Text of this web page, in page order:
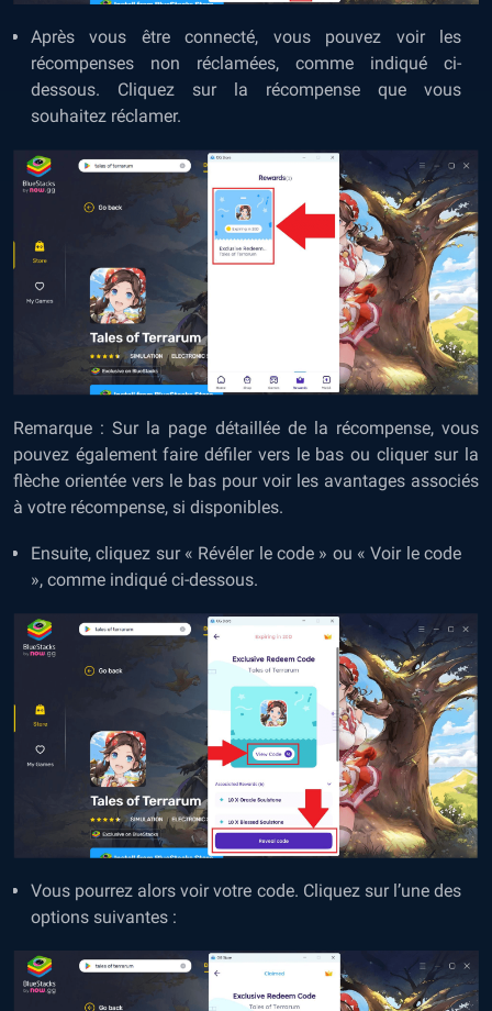
Après vous être connecté, vous pouvez voir les
récompenses non réclamées, comme indiqué ci-
dessous. Cliquez sur la récompense que vous
souhaitez réclamer.
Remarque : Sur la page détaillée de la récompense, vous
pouvez également faire défiler vers le bas ou cliquer sur la
flèche orientée vers le bas pour voir les avantages associés
à votre récompense, si disponibles.
Ensuite, cliquez sur « Révéler le code » ou « Voir le code
», comme indiqué ci-dessous.
Vous pourrez alors voir votre code. Cliquez sur l’une des
options suivantes :